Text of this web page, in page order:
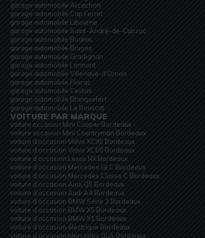
garage automobile Arcachon
garage automobile Cap Ferret
garage automobile Libourne
garage automobile Saint-André-de-Cubzac
garage automobile Bouliac
garage automobile Bruges
garage automobile Gradignan
garage automobile Lormont
garage automobile Villenave-d’Ornon
garage automobile Floirac
garage automobile Cestas
garage automobile Blanquefort
garage automobile Le Bouscat
VOITURE PAR MARQUE
voiture occasion Mini Cooper Bordeaux
voiture occasion Mini Countryman Bordeaux
voiture d’occasion Volvo XC90 Bordeaux
voiture d’occasion Volvo XC60 Bordeaux
voiture d’occasion Lexus NX Bordeaux
voiture d’occasion Mercedes GLC Bordeaux
voiture d’occasion Mercedes Classe C Bordeaux
voiture d’occasion Audi Q5 Bordeaux
voiture d’occasion Audi A4 Bordeaux
voiture d’occasion BMW Série 3 Bordeaux
voiture d’occasion BMW X5 Bordeaux
voiture d’occasion BMW X1 Bordeaux
voiture d’occasion électrique Bordeaux
voiture d’occasion Mercedes GLA Bordeaux